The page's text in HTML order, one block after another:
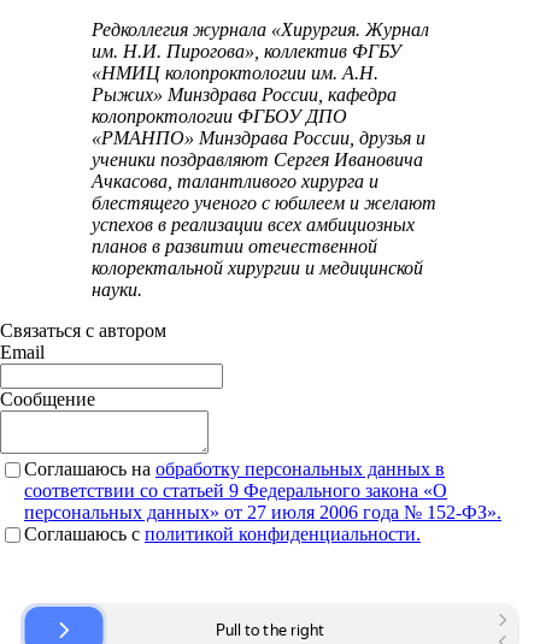
Редколлегия журнала «Хирургия. Журнал
им. Н.И. Пирогова», коллектив ФГБУ
«НМИЦ колопроктологии им. А.Н.
Рыжих» Минздрава России, кафедра
колопроктологии ФГБОУ ДПО
«РМАНПО» Минздрава России, друзья и
ученики поздравляют Сергея Ивановича
Ачкасова, талантливого хирурга и
блестящего ученого с юбилеем и желают
успехов в реализации всех амбициозных
планов в развитии отечественной
колоректальной хирургии и медицинской
науки.
Связаться с автором
Email
Сообщение
Соглашаюсь на обработку персональных данных в
соответствии со статьей 9 Федерального закона «О
персональных данных» от 27 июля 2006 года № 152-ФЗ».
Соглашаюсь c политикой конфиденциальности.